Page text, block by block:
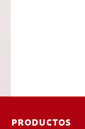
PRODUCTOS